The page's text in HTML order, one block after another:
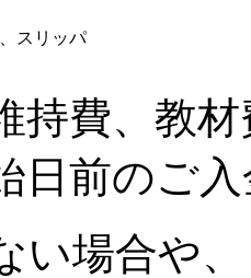
スリッパ
持費、教
日前のご
い場合や